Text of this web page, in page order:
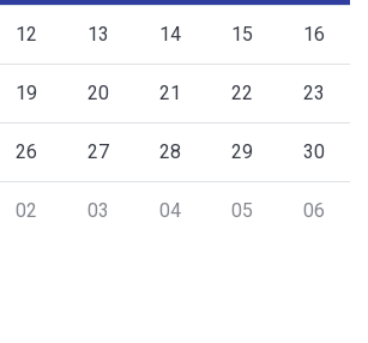
12 13 14 15 16
19 20 21 22 23
26 27 28 29 30
02 03 04 05 06